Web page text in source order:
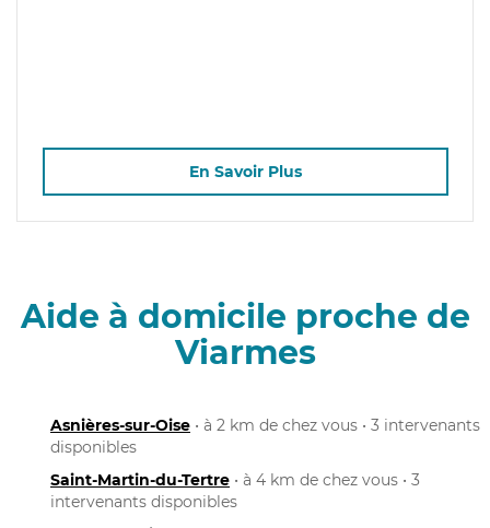
En Savoir Plus
Aide à domicile proche de
Viarmes
Asnières-sur-Oise • à 2 km de chez vous • 3 intervenants
disponibles
Saint-Martin-du-Tertre • à 4 km de chez vous • 3
intervenants disponibles